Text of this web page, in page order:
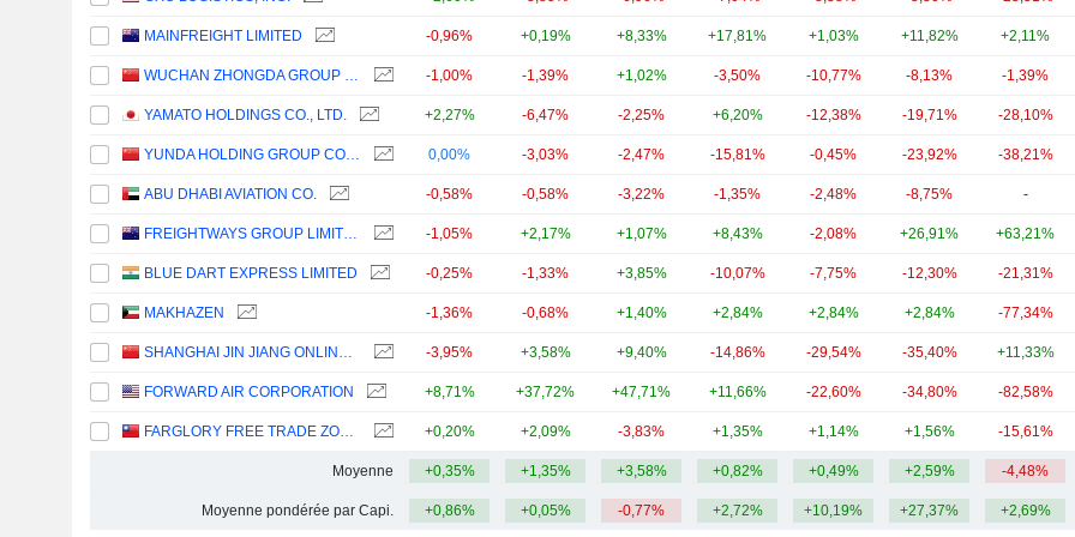
MAINFREIGHT LIMITED -0,96% +0,19% +8,33% +17,81% +1,03% +11,82% +2,11%
WUCHAN ZHONGDA GROUP CO.,LTD. -1,00% -1,39% +1,02% -3,50% -10,77% -8,13% -1,39%
YAMATO HOLDINGS CO., LTD. +2,27% -6,47% -2,25% +6,20% -12,38% -19,71% -28,10%
YUNDA HOLDING GROUP CO., LTD. 0,00% -3,03% -2,47% -15,81% -0,45% -23,92% -38,21%
ABU DHABI AVIATION CO. -0,58% -0,58% -3,22% -1,35% -2,48% -8,75% -
FREIGHTWAYS GROUP LIMITED -1,05% +2,17% +1,07% +8,43% -2,08% +26,91% +63,21%
BLUE DART EXPRESS LIMITED -0,25% -1,33% +3,85% -10,07% -7,75% -12,30% -21,31%
MAKHAZEN -1,36% -0,68% +1,40% +2,84% +2,84% +2,84% -77,34%
SHANGHAI JIN JIANG ONLINE NETWORK SERVICE CO., LTD. -3,95% +3,58% +9,40% -14,86% -29,54% -35,40% +11,33%
FORWARD AIR CORPORATION +8,71% +37,72% +47,71% +11,66% -22,60% -34,80% -82,58%
FARGLORY FREE TRADE ZONE INVESTMENT HOLDING CO., LTD. +0,20% +2,09% -3,83% +1,35% +1,14% +1,56% -15,61%
Moyenne +0,35% +1,35% +3,58% +0,82% +0,49% +2,59% -4,48%
Moyenne pondérée par Capi. +0,86% +0,05% -0,77% +2,72% +10,19% +27,37% +2,69%